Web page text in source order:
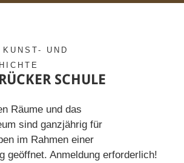
UND
SCHULE
Räume und das
sind ganzjährig für
im Rahmen einer
geöffnet. Anmeldung erforderlich!